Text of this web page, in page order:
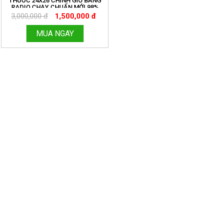
RADIO CHẠY CHUẨN MỚI 98%
3,000,000 đ 1,500,000 đ
MUA NGAY